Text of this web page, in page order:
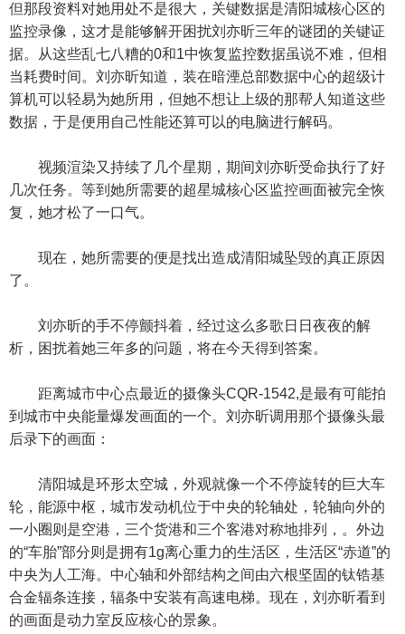
但那段资料对她用处不是很大，关键数据是清阳城核心区的
监控录像，这才是能够解开困扰刘亦昕三年的谜团的关键证
据。从这些乱七八糟的0和1中恢复监控数据虽说不难，但相
当耗费时间。刘亦昕知道，装在暗湮总部数据中心的超级计
算机可以轻易为她所用，但她不想让上级的那帮人知道这些
数据，于是便用自己性能还算可以的电脑进行解码。
视频渲染又持续了几个星期，期间刘亦昕受命执行了好
几次任务。等到她所需要的超星城核心区监控画面被完全恢
复，她才松了一口气。
现在，她所需要的便是找出造成清阳城坠毁的真正原因
了。
刘亦昕的手不停颤抖着，经过这么多歌日日夜夜的解
析，困扰着她三年多的问题，将在今天得到答案。
距离城市中心点最近的摄像头CQR-1542,是最有可能拍
到城市中央能量爆发画面的一个。刘亦昕调用那个摄像头最
后录下的画面：
清阳城是环形太空城，外观就像一个不停旋转的巨大车
轮，能源中枢，城市发动机位于中央的轮轴处，轮轴向外的
一小圈则是空港，三个货港和三个客港对称地排列，。外边
的“车胎”部分则是拥有1g离心重力的生活区，生活区“赤道”的
中央为人工海。中心轴和外部结构之间由六根坚固的钛锆基
合金辐条连接，辐条中安装有高速电梯。现在，刘亦昕看到
的画面是动力室反应核心的景象。